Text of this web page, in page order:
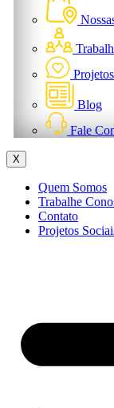
Blog
Fale
X
Quem Somos
Trabalhe
Contato
Projetos